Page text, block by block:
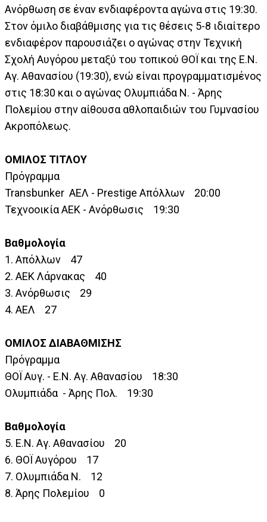
Ανόρθωση σε έναν ενδιαφέροντα αγώνα στις 19:30.
Στον όμιλο διαβάθμισης για τις θέσεις 5-8 ιδιαίτερο
ενδιαφέρον παρουσιάζει ο αγώνας στην Τεχνική
Σχολή Αυγόρου μεταξύ του τοπικού ΘΟΪ και της Ε.Ν.
Αγ. Αθανασίου (19:30), ενώ είναι προγραμματισμένος
στις 18:30 και ο αγώνας Ολυμπιάδα Ν. - Άρης
Πολεμίου στην αίθουσα αθλοπαιδιών του Γυμνασίου
Ακροπόλεως.
ΟΜΙΛΟΣ ΤΙΤΛΟΥ
Πρόγραμμα
Transbunker ΑΕΛ - Prestige Απόλλων 20:00
Τεχνοοικία ΑΕΚ - Ανόρθωσις 19:30
Βαθμολογία
1. Απόλλων 47
2. ΑΕΚ Λάρνακας 40
3. Ανόρθωσις 29
4. ΑΕΛ 27
ΟΜΙΛΟΣ ΔΙΑΒΑΘΜΙΣΗΣ
Πρόγραμμα
ΘΟΪ Αυγ. - Ε.Ν. Αγ. Αθανασίου 18:30
Ολυμπιάδα - Άρης Πολ. 19:30
Βαθμολογία
5. Ε.Ν. Αγ. Αθανασίου 20
6. ΘΟΪ Αυγόρου 17
7. Ολυμπιάδα Ν. 12
8. Άρης Πολεμίου 0